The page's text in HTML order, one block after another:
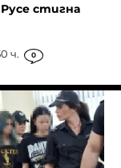
стигна
ч. 0